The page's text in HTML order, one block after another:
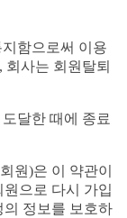
함으로써 이용
사는 회원탈퇴
달한 때에 종료
원)은 이 약관이
으로 다시 가입
의 정보를 보호하